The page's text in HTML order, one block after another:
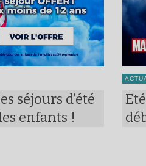
séjours d’été
enfants !